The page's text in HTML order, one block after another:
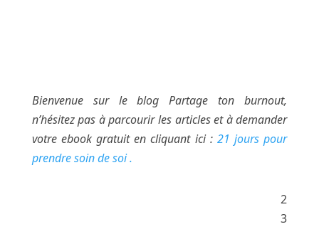
Bienvenue sur le blog Partage ton burnout,
n’hésitez pas à parcourir les articles et à demander
votre ebook gratuit en cliquant ici : 21 jours pour
prendre soin de soi .
2
3